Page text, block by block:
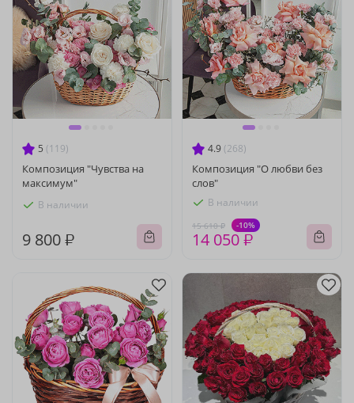
5 (119)
Композиция "Чувства на
максимум"
В наличии
9 800 ₽
4.9 (268)
Композиция "О любви без
слов"
В наличии
15 610 ₽ -10%
14 050 ₽